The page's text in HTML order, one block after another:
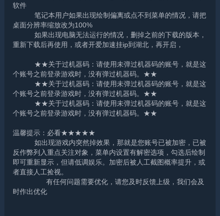
软件
笔记本用户如果出现绘制偏离或点不到菜单的情况，请把
桌面分辨率缩放改为100%
如果出现电脑无法运行的情况，删掉之前的下载的版本，
重新下载后再使用，或者开爱加速挂ip到湖北，再开启，
★★关于过机器码：请使用未弹过机器码的账号，就是这
个账号之前登录游戏时，没有弹过机器码。★★
★★关于过机器码：请使用未弹过机器码的账号，就是这
个账号之前登录游戏时，没有弹过机器码。★★
★★关于过机器码：请使用未弹过机器码的账号，就是这
个账号之前登录游戏时，没有弹过机器码。★★
温馨提示：必看★★★★★
如出现游戏内突然掉效果，那就是您账号已被加密，已被
反作弊列入重点关注对象，菜单内设置有解密选项，勾选后绘制
即可重新显示，但请低调娱乐。加密后被人工截图概率提升，或
者直接人工捡视。
有任何问题需要优化，请您及时反馈上级，我们会及
时作出优化